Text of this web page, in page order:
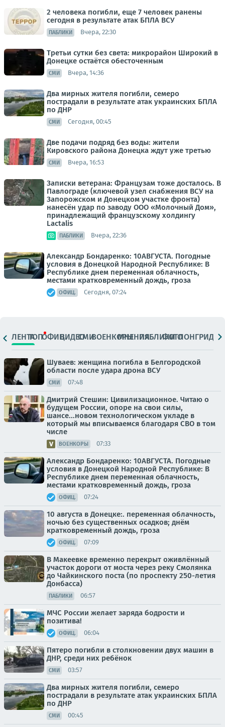
2 человека погибли, еще 7 человек ранены
сегодня в результате атак БПЛА ВСУ
ПАБЛИКИ Вчера, 22:30
Третьи сутки без света: микрорайон Широкий в
Донецке остаётся обесточенным
СМИ Вчера, 14:36
Два мирных жителя погибли, семеро
пострадали в результате атак украинских БПЛА
по ДНР
СМИ Сегодня, 00:45
Две подачи подряд без воды: жители
Кировского района Донецка ждут уже третью
СМИ Вчера, 16:53
Записки ветерана: Французам тоже досталось. В
Павлограде (ключевой узел снабжения ВСУ на
Запорожском и Донецком участке фронта)
нанесён удар по заводу ООО «Молочный Дом»,
принадлежащий французскому холдингу
Lactalis
ПАБЛИКИ Вчера, 22:36
Александр Бондаренко: 10АВГУСТА. Погодные
условия в Донецкой Народной Республике: В
Республике днем переменная облачность,
местами кратковременный дождь, гроза
ОФИЦ. Сегодня, 07:24
ЛЕНТАТОПОФИЦ.ВИДЕОСМИВОЕНКОРЫМНЕНИЯПАБЛИКИ
ФОТОЛОНГРИДЫ
Шуваев: женщина погибла в Белгородской
области после удара дрона ВСУ
СМИ 07:48
Дмитрий Стешин: Цивилизационное. Читаю о
будущем России, опоре на свои силы,
шансе...новом технологическом укладе в
который мы вписываемся благодаря СВО в том
числе
ВОЕНКОРЫ 07:33
Александр Бондаренко: 10АВГУСТА. Погодные
условия в Донецкой Народной Республике: В
Республике днем переменная облачность,
местами кратковременный дождь, гроза
ОФИЦ. 07:24
10 августа в Донецке:. переменная облачность,
ночью без существенных осадков; днём
кратковременный дождь, гроза
ОФИЦ. 07:09
В Макеевке временно перекрыт оживлённый
участок дороги от моста через реку Смолянка
до Чайкинского поста (по проспекту 250-летия
Донбасса)
ПАБЛИКИ 06:57
МЧС России желает заряда бодрости и
позитива!
ОФИЦ. 06:04
Пятеро погибли в столкновении двух машин в
ДНР, среди них ребёнок
СМИ 03:57
Два мирных жителя погибли, семеро
пострадали в результате атак украинских БПЛА
по ДНР
СМИ 00:45